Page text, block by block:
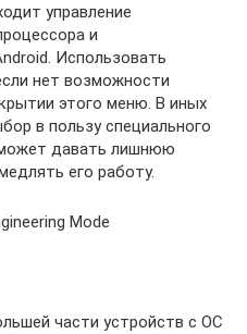
управление
и
Использовать
нет возможности
этого меню. В иных
в пользу специального
давать лишнюю
его работу.
Mode
части устройств с ОС